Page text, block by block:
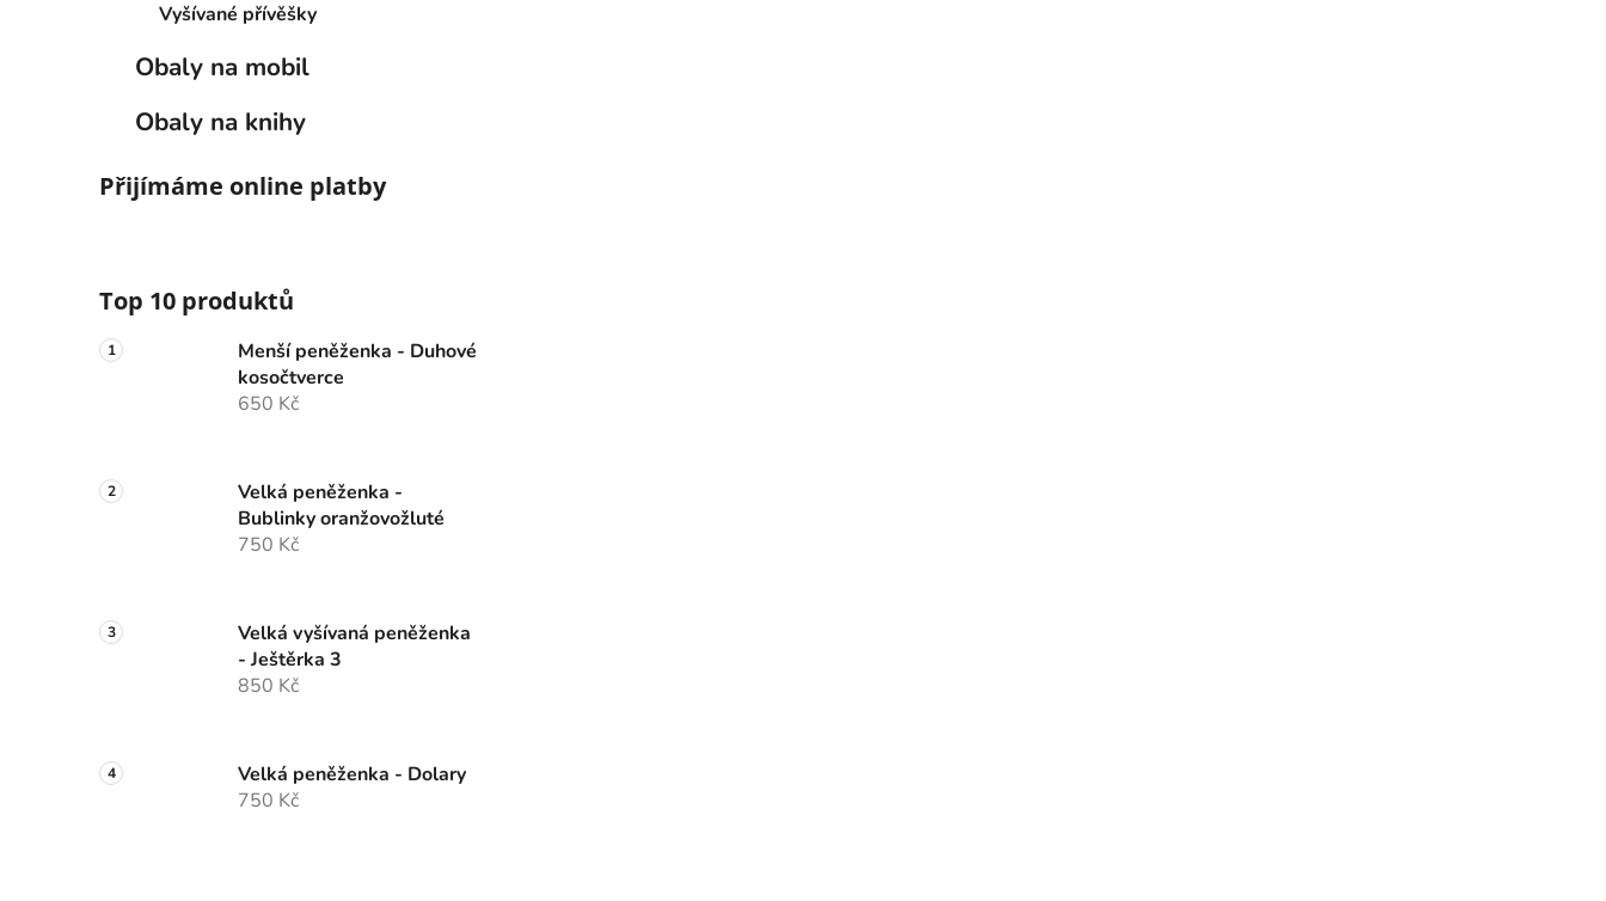
Vyšívané přívěšky
Obaly na mobil
Obaly na knihy
Přijímáme online platby
Top 10 produktů
Menší peněženka - Duhové
kosočtverce
650 Kč
Velká peněženka -
Bublinky oranžovožluté
750 Kč
Velká vyšívaná peněženka
- Ještěrka 3
850 Kč
Velká peněženka - Dolary
750 Kč